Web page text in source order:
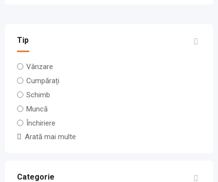
Tip
Vânzare
Cumpărați
Schimb
Muncă
Închiriere
Arată mai multe
Categorie